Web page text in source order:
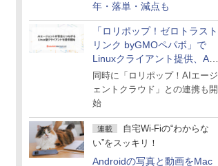
年・落単・減点も
「ロリポップ！ゼロトラスト
リンク byGMOペパボ」で
Linuxクライアント提供、AI
エージェントの接続が容易に
同時に「ロリポップ！AIエージ
ェントクラウド」との連携も開
始
連載
自宅Wi-Fiの“わからな
い”をスッキリ！
Androidの写真と動画をMac